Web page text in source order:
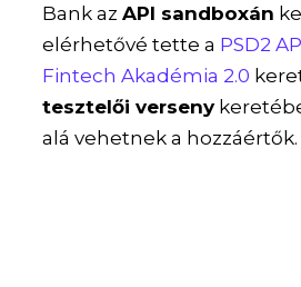
Bank azAPI sandboxán
elérhetővé tette a PSD2
Fintech Akadémia 2.0
tesztelői verseny
alá vehetnek a hozzáértők.